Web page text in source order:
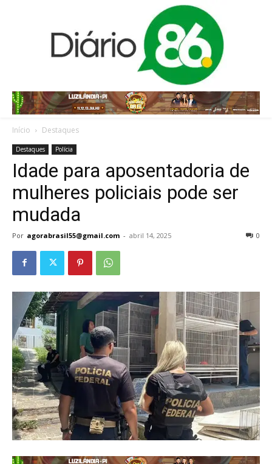
Início Destaques
Destaques Polícia
Idade para aposentadoria de
mulheres policiais pode ser
mudada
Por agorabrasil55@gmail.com - abril 14, 2025 0